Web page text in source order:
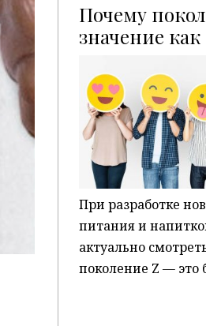
Почему
значение
При разработке
питания и
актуально
поколение Z — это